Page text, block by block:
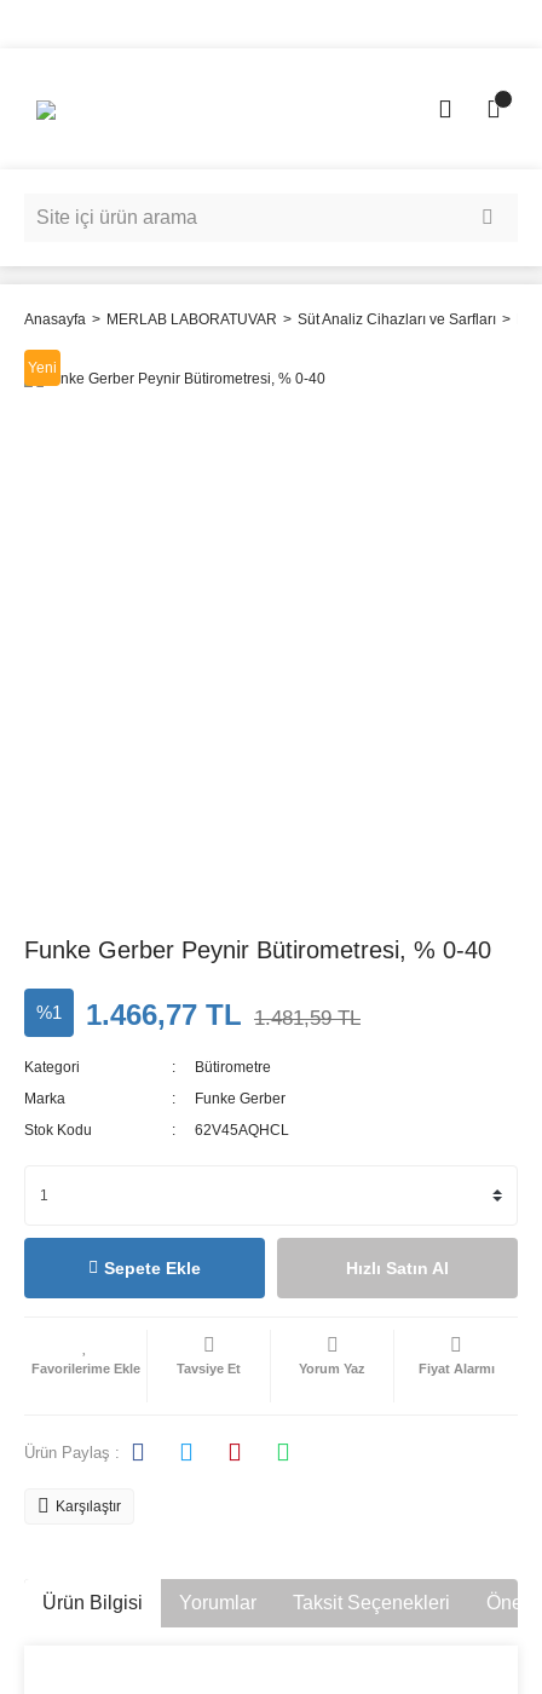
Anasayfa MERLAB LABORATUVAR Süt Analiz Cihazları ve Sarfları
Yeni
Funke Gerber Peynir Bütirometresi, % 0-40
%1 1.466,77 TL 1.481,59 TL
Kategori
Bütirometre
Marka
Funke Gerber
Stok Kodu
62V45AQHCL
Sepete Ekle Hızlı Satın Al
Tavsiye Et Yorum Yaz Fiyat Alarmı
Ürün Paylaş :
Karşılaştır
Ürün Bilgisi Yorumlar Taksit Seçenekleri